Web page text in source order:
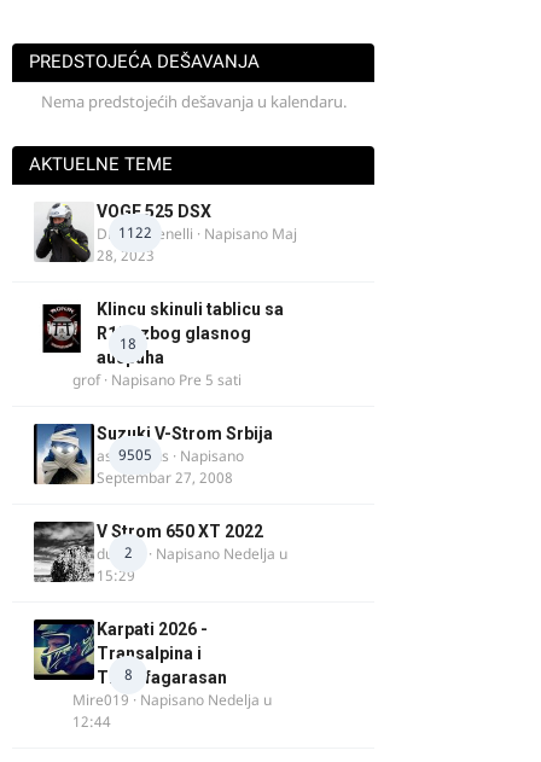
PREDSTOJEĆA DEŠAVANJA
Nema predstojećih dešavanja u kalendaru.
AKTUELNE TEME
1122
VOGE 525 DSX
DraganBenelli · Napisano Maj
28, 2023
18
Klincu skinuli tablicu sa
R125 zbog glasnog
auspuha
grof· Napisano Pre 5 sati
9505
Suzuki V-Strom Srbija
aspirinikus · Napisano
Septembar 27, 2008
2
V Strom 650 XT 2022
ducans · Napisano Nedelja u
15:29
8
Karpati 2026 -
Transalpina i
Transfagarasan
Mire019 · Napisano Nedelja u
12:44